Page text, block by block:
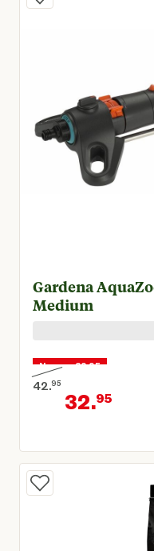
Gardena AquaZoom - Zwenksproeier -
Medium
Nu voor 32,95
42.95
Oorspronkelijke prijs
32.95